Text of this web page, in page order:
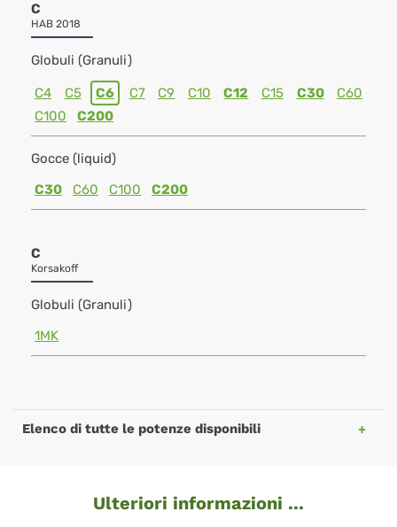
C
HAB 2018
Globuli (Granuli)
C4 C5 C6 C7 C9 C10 C12 C15 C30
C60
C100
C200
Gocce (liquid)
C30
C60 C100 C200
C
Korsakoff
Globuli (Granuli)
1MK
Elenco di tutte le potenze disponibili
Ulteriori informazioni ...